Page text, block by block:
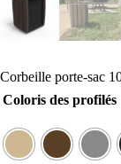
Corbeille porte-sac
Coloris des profilés